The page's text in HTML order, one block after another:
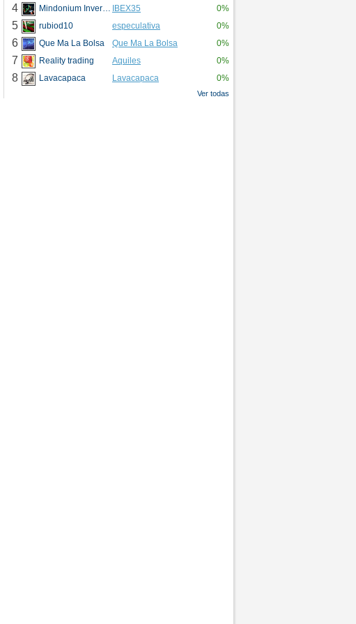
4 Mindonium Inversions IBEX35 0%
5 rubiod10 especulativa 0%
6 Que Ma La Bolsa Que Ma La Bolsa 0%
7 Reality trading Aquiles 0%
8 Lavacapaca Lavacapaca 0%
Ver todas